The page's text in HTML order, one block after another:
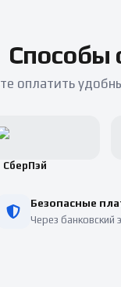
Способы
оплатить
СберПэй
Безопасные
Через банковский